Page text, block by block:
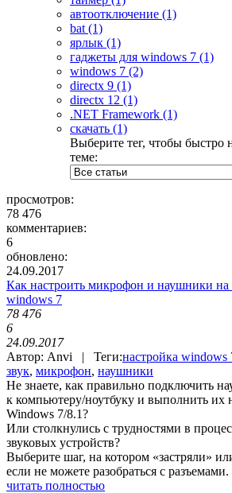
автоотключение (1)
bat (1)
ярлык (1)
гаджеты для windows 7 (1)
windows 7 (2)
directx 9 (1)
directx 12 (1)
.NET Framework (1)
скачать (1)
Выберите тег, чтобы
теме:
просмотров:
78 476
комментариев:
6
обновлено:
24.09.2017
Как настроить микрофон и наушники на
windows 7
78 476
6
24.09.2017
Автор: Anvi | Теги:настройка windows
звук, микрофон, наушники
Не знаете, как правильно подключить
к компьютеру/ноутбуку и выполнить их
Windows 7/8.1?
Или столкнулись с трудностями в
звуковых устройств?
Выберите шаг, на котором «застряли»
если не можете разобраться с разъемами.
читать полностью